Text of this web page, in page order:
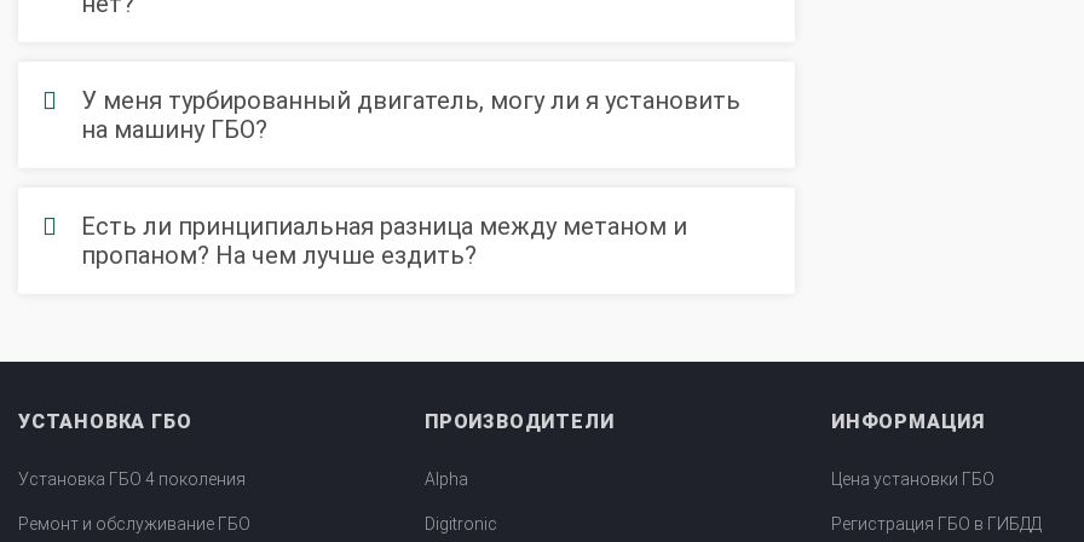
У меня турбированный двигатель, могу ли я установить
на машину ГБО?
Есть ли принципиальная разница между метаном и
пропаном? На чем лучше ездить?
УСТАНОВКА ГБО
Установка ГБО 4 поколения
Ремонт и обслуживание ГБО
ПРОИЗВОДИТЕЛИ
Alpha
Digitronic
ИНФОРМАЦИЯ
Цена установки ГБО
Регистрация ГБО в ГИБДД